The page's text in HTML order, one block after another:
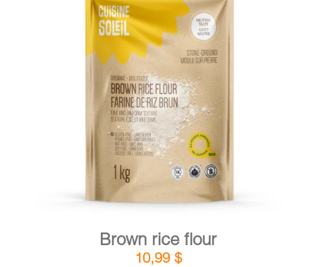
ADD TO CART / DETAILS
Brown rice flour
10,99 $